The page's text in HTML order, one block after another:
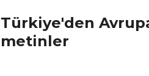
Türkiye'den
metinler